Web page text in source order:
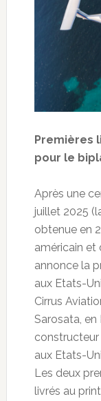
Premières
pour le
Après une
juillet 2025
obtenue en
américain et
annonce la
aux Etats-
Cirrus
Sarosata,
constructeur
aux Etats-
Les deux
livrés au